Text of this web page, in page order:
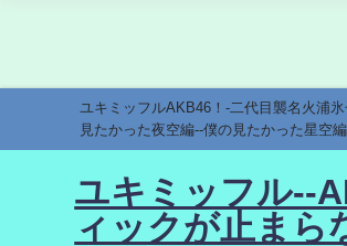
ユキミッフルAKB46！-二代目襲名火浦
見たかった夜空編--僕の見たかった星空
ユキミッフル--
ィックが止まら